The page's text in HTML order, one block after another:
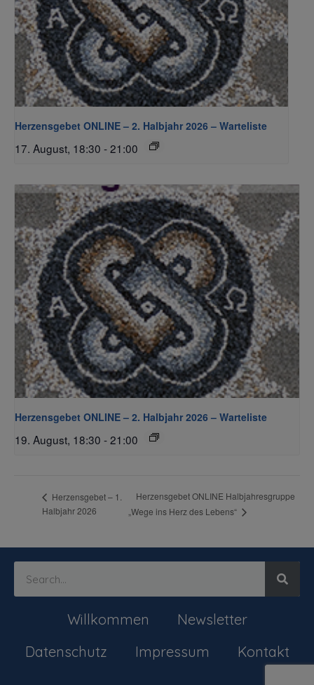
Herzensgebet ONLINE – 2. Halbjahr 2026 – Warteliste
17. August, 18:30 -21:00
Herzensgebet ONLINE – 2. Halbjahr 2026 – Warteliste
19. August, 18:30 -21:00
Herzensgebet – 1.
Halbjahr 2026
Herzensgebet ONLINE Halbjahresgruppe
„Wege ins Herz des Lebens“
Willkommen
Newsletter
Datenschutz
Impressum Kontakt